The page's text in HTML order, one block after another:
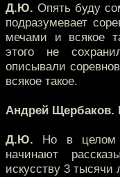
Д.Ю. Опять буду
подразумевает
мечами и всякое
этого не
описывали
всякое такое.
Андрей Щербаков.
Д.Ю. Но в целом
начинают
искусству 3 тысячи